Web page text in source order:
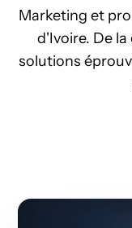
Marketing et
d'Ivoire. De
solutions